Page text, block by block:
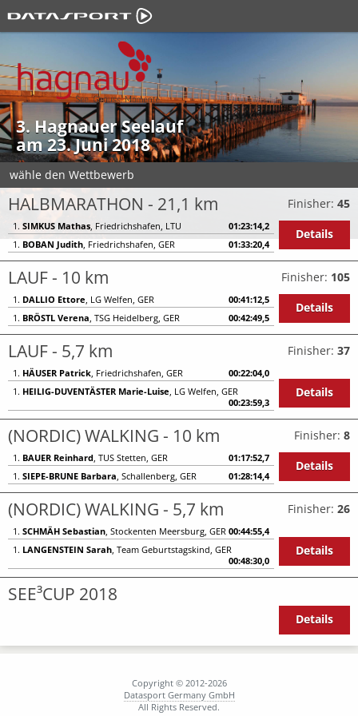
3. Hagnauer Seelauf
am 23. Juni 2018
wähle den Wettbewerb
HALBMARATHON - 21,1 km
1. SIMKUS Mathas , Friedrichshafen, LTU
01:23:14,2
1. BOBAN Judith , Friedrichshafen, GER 01:33:20,4
Finisher: 45
Details
LAUF - 10 km
1. DALLIO Ettore , LG Welfen, GER
00:41:12,5
1. BRÖSTL Verena , TSG Heidelberg, GER 00:42:49,5
Finisher: 105
Details
LAUF - 5,7 km
1. HÄUSER Patrick , Friedrichshafen, GER
00:22:04,0
1. HEILIG-DUVENTÄSTER Marie-Luise , LG Welfen, GER
00:23:59,3
Finisher: 37
Details
(NORDIC) WALKING - 10 km
1. BAUER Reinhard , TUS Stetten, GER
01:17:52,7
1. SIEPE-BRUNE Barbara , Schallenberg, GER 01:28:14,4
Finisher: 8
Details
(NORDIC) WALKING - 5,7 km
1. SCHMÄH Sebastian , Stockenten Meersburg, GER 00:44:55,4
1. LANGENSTEIN Sarah , Team Geburtstagskind, GER
00:48:30,0
Finisher: 26
Details
SEE³CUP 2018
Details
Copyright © 2012-2026
Datasport Germany GmbH
All Rights Reserved.